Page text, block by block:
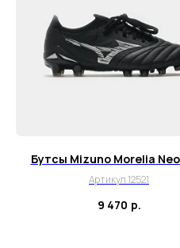
Бутсы Mizuno Morelia Neo
Артикул 12521
9 470 р.